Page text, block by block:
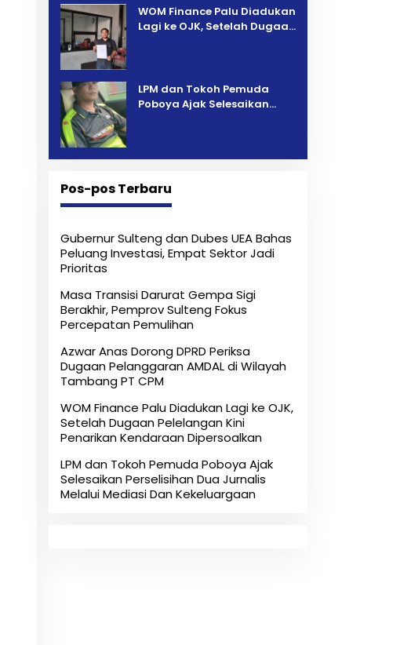
‎WOM Finance Palu Diadukan
Lagi ke OJK, Setelah Dugaan
LPM dan Tokoh Pemuda
Poboya Ajak Selesaikan
Pos-pos Terbaru
Gubernur Sulteng dan Dubes UEA Bahas
Peluang Investasi, Empat Sektor Jadi
Prioritas
Masa Transisi Darurat Gempa Sigi
Berakhir, Pemprov Sulteng Fokus
Percepatan Pemulihan
Azwar Anas Dorong DPRD Periksa
Dugaan Pelanggaran AMDAL di Wilayah
Tambang PT CPM
‎WOM Finance Palu Diadukan Lagi ke OJK,
Setelah Dugaan Pelelangan Kini
Penarikan Kendaraan Dipersoalkan ‎
LPM dan Tokoh Pemuda Poboya Ajak
Selesaikan Perselisihan Dua Jurnalis
Melalui Mediasi Dan Kekeluargaan